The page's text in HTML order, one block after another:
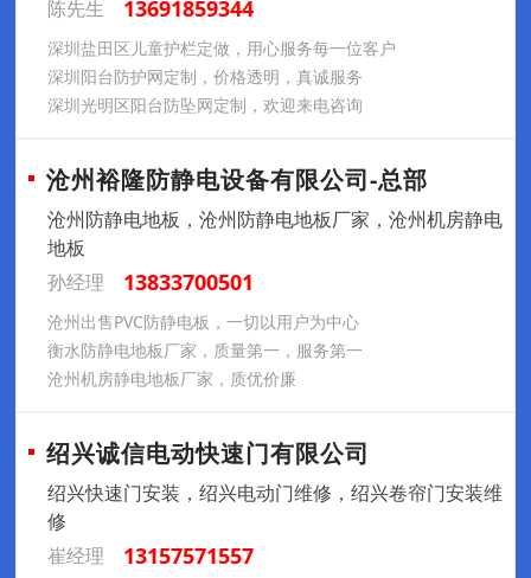
陈先生
13691859344
深圳盐田区儿童护栏定做，用心服务每一位客户
深圳阳台防护网定制，价格透明，真诚服务
深圳光明区阳台防坠网定制，欢迎来电咨询
沧州裕隆防静电设备有限公司-总部
沧州防静电地板，沧州防静电地板厂家，沧州机房静电
地板
孙经理
13833700501
沧州出售PVC防静电板，一切以用户为中心
衡水防静电地板厂家，质量第一，服务第一
沧州机房静电地板厂家，质优价廉
绍兴诚信电动快速门有限公司
绍兴快速门安装，绍兴电动门维修，绍兴卷帘门安装维
修
崔经理
13157571557